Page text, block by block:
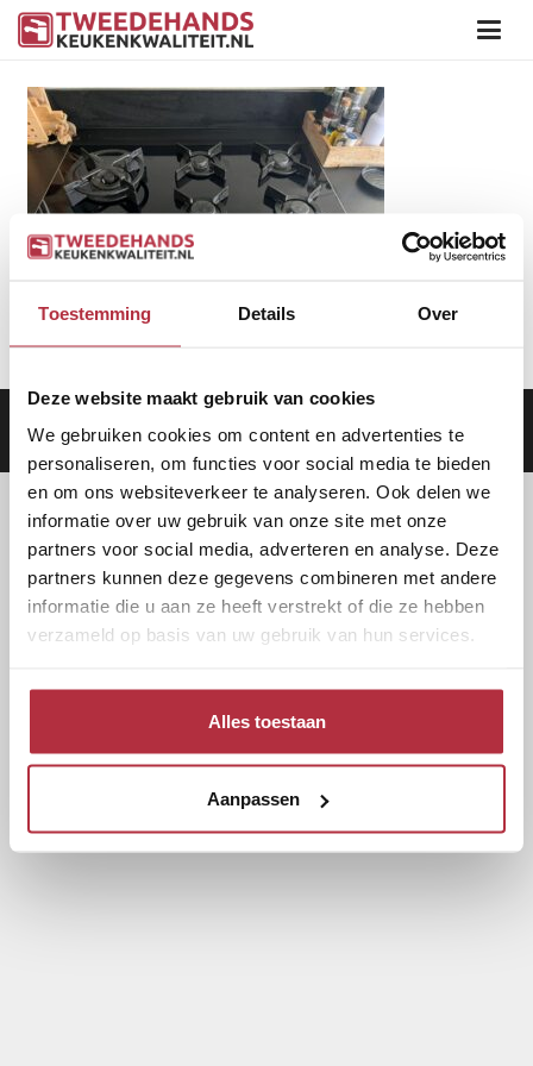
Toestemming Details Over
Deze website maakt gebruik van cookies
We gebruiken cookies om content en advertenties te
personaliseren, om functies voor social media te bieden
en om ons websiteverkeer te analyseren. Ook delen we
informatie over uw gebruik van onze site met onze
partners voor social media, adverteren en analyse. Deze
partners kunnen deze gegevens combineren met andere
informatie die u aan ze heeft verstrekt of die ze hebben
verzameld op basis van uw gebruik van hun services.
Alles toestaan
Aanpassen
Aanbod|Keukens|Levering|Garantie|Privacy Beleid